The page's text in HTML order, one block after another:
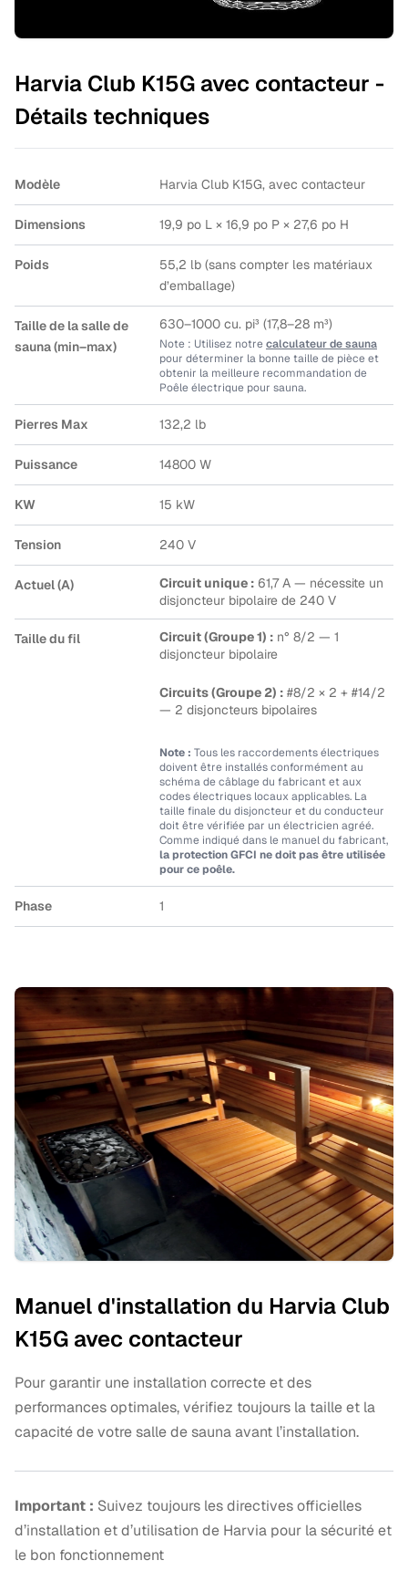
Harvia Club K15G avec contacteur -
Détails techniques
Modèle Harvia Club K15G, avec contacteur
Dimensions 19,9 po L × 16,9 po P × 27,6 po H
Poids
55,2 lb (sans compter les matériaux
d’emballage)
Taille de la salle de
sauna (min–max)
630–1000 cu. pi³ (17,8–28 m³)
Note : Utilisez notrecalculateur de sauna
pour déterminer la bonne taille de pièce et
obtenir la meilleure recommandation de
Poêle électrique pour sauna.
Pierres Max 132,2 lb
Puissance 14800 W
KW 15 kW
Tension 240 V
Actuel (A) Circuit unique : 61,7 A — nécessite un
disjoncteur bipolaire de 240 V
Taille du fil Circuit (Groupe 1) : n° 8/2 — 1
disjoncteur bipolaire
Circuits (Groupe 2) : #8/2 × 2 + #14/2
— 2 disjoncteurs bipolaires
Note : Tous les raccordements électriques
doivent être installés conformément au
schéma de câblage du fabricant et aux
codes électriques locaux applicables. La
taille finale du disjoncteur et du conducteur
doit être vérifiée par un électricien agréé.
Comme indiqué dans le manuel du fabricant,
la protection GFCI ne doit pas être utilisée
pour ce poêle.
Phase 1
Manuel d'installation du Harvia Club
K15G avec contacteur
Pour garantir une installation correcte et des
performances optimales, vérifiez toujours la taille et la
capacité de votre salle de sauna avant l’installation.
Important : Suivez toujours les directives officielles
d’installation et d’utilisation de Harvia pour la sécurité et
le bon fonctionnement